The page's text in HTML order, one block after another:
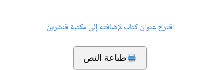
اقترح عنوان كتاب لإضافته إلى مكتبة قنشرين
طباعة النص